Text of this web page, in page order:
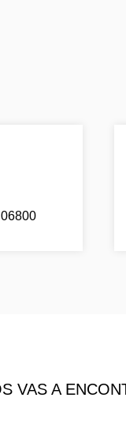
VAS A